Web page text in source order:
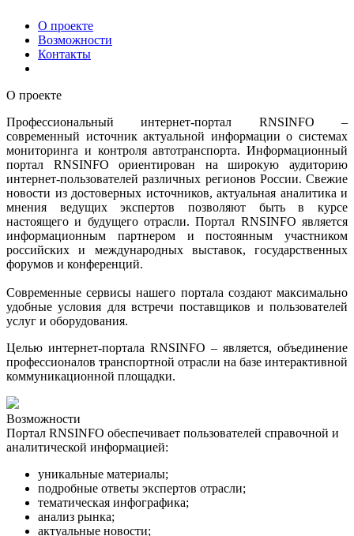
О проекте
Возможности
Контакты
О проекте
Профессиональный интернет-портал RNSINFO –
современный источник актуальной информации о системах
мониторинга и контроля автотранспорта. Информационный
портал RNSINFO ориентирован на широкую аудиторию
интернет-пользователей различных регионов России. Свежие
новости из достоверных источников, актуальная аналитика и
мнения ведущих экспертов позволяют быть в курсе
настоящего и будущего отрасли. Портал RNSINFO является
информационным партнером и постоянным участником
российских и международных выставок, государственных
форумов и конференций.
Современные сервисы нашего портала создают максимально
удобные условия для встречи поставщиков и пользователей
услуг и оборудования.
Целью интернет-портала RNSINFO – является, объединение
профессионалов транспортной отрасли на базе интерактивной
коммуникационной площадки.
Возможности
Портал RNSINFO обеспечивает пользователей справочной и
аналитической информацией:
уникальные материалы;
подробные ответы экспертов отрасли;
тематическая инфографика;
анализ рынка;
актуальные новости;